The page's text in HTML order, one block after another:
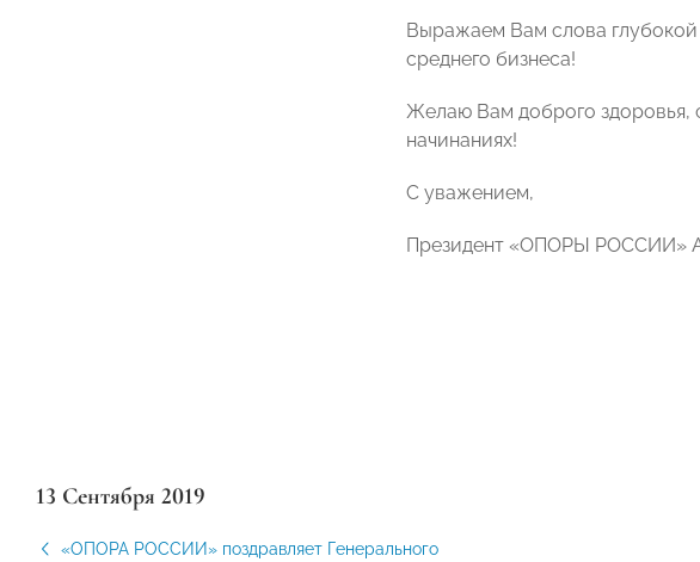
Выражаем Вам слова глубокой
среднего бизнеса!
Желаю Вам доброго здоровья,
начинаниях!
С уважением,
Президент «ОПОРЫ РОССИИ»
13 Сентября 2019
«ОПОРА РОССИИ» поздравляет Генерального